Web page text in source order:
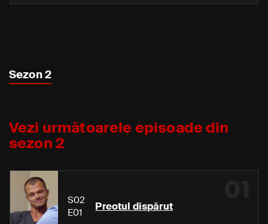
Sezon 2
Vezi următoarele episoade din
sezon 2
S02
E01
Preotul dispărut